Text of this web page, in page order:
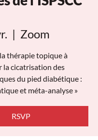
  |
Zoom
thérapie topique à
la cicatrisation des
du pied diabétique :
et méta-analyse »
RSVP